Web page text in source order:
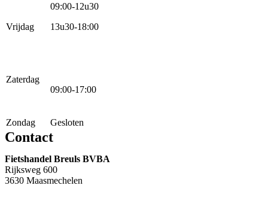
Vrijdag
09:00-12u30
13u30-18:00
Zaterdag
09:00-17:00
Zondag Gesloten
Contact
Fietshandel Breuls BVBA
Rijksweg 600
3630 Maasmechelen